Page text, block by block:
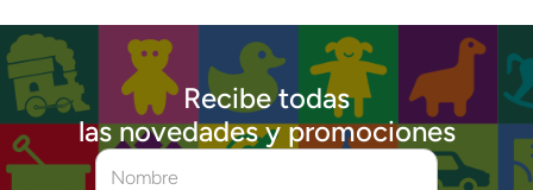
Recibe todas
las novedades y promociones